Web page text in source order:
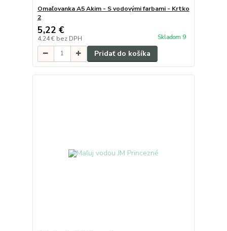
Omaľovanka A5 Akim - S vodovými farbami - Krtko
2
5,22 €
4,24 € bez DPH Skladom 9
Pridať do košíka